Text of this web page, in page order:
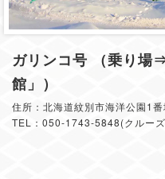
ガリンコ号 （乗り場
館」）
住所：北海道紋別市海洋公園1番
TEL：050-1743-5848(クルー